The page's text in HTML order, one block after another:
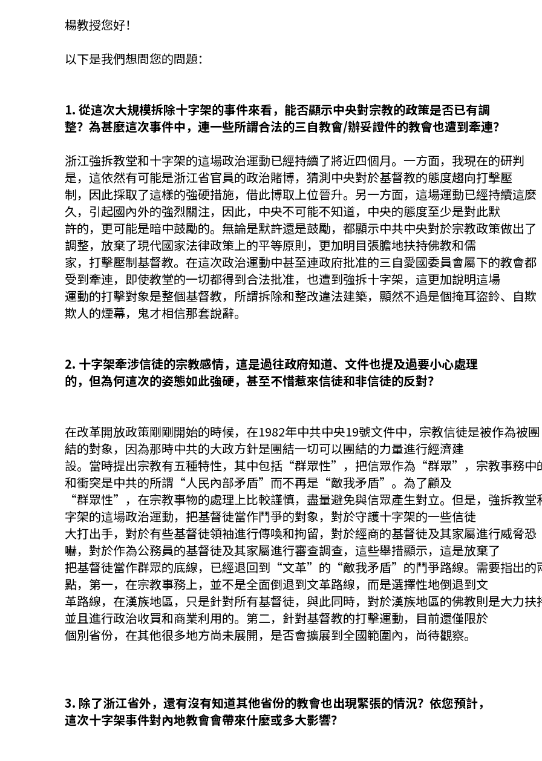
楊教授您好！
以下是我們想問您的問題：
1. 從這次大規模拆除十字架的事件來看，能否顯示中央對宗教的政策是否已有調
整？為甚麼這次事件中，連一些所謂合法的三自教會/辦妥證件的教會也遭到牽連？
浙江強拆教堂和十字架的這場政治運動已經持續了將近四個月。一方面，我現在的研判
是，這依然有可能是浙江省官員的政治賭博，猜測中央對於基督教的態度趨向打擊壓
制，因此採取了這樣的強硬措施，借此博取上位晉升。另一方面，這場運動已經持續這麼
久，引起國內外的強烈關注，因此，中央不可能不知道，中央的態度至少是對此默
許的，更可能是暗中鼓勵的。無論是默許還是鼓勵，都顯示中共中央對於宗教政策做出了
調整，放棄了現代國家法律政策上的平等原則，更加明目張膽地扶持佛教和儒
家，打擊壓制基督教。在這次政治運動中甚至連政府批准的三自愛國委員會屬下的教會都
受到牽連，即使教堂的一切都得到合法批准，也遭到強拆十字架，這更加說明這場
運動的打擊對象是整個基督教，所謂拆除和整改違法建築，顯然不過是個掩耳盜鈴、自欺
欺人的煙幕，鬼才相信那套說辭。
2. 十字架牽涉信徒的宗教感情，這是過往政府知道、文件也提及過要小心處理
的，但為何這次的姿態如此強硬，甚至不惜惹來信徒和非信徒的反對？
在改革開放政策剛剛開始的時候，在1982年中共中央19號文件中，宗教信徒是被作為被團
結的對象，因為那時中共的大政方針是團結一切可以團結的力量進行經濟建
設。當時提出宗教有五種特性，其中包括“群眾性”，把信眾作為“群眾”，宗教事務中
和衝突是中共的所謂“人民內部矛盾”而不再是“敵我矛盾”。為了顧及
“群眾性”，在宗教事物的處理上比較謹慎，盡量避免與信眾產生對立。但是，強拆教堂
字架的這場政治運動，把基督徒當作鬥爭的對象，對於守護十字架的一些信徒
大打出手，對於有些基督徒領袖進行傳喚和拘留，對於經商的基督徒及其家屬進行威脅恐
嚇，對於作為公務員的基督徒及其家屬進行審查調查，這些舉措顯示，這是放棄了
把基督徒當作群眾的底線，已經退回到“文革”的“敵我矛盾”的鬥爭路線。需要指出的
點，第一，在宗教事務上，並不是全面倒退到文革路線，而是選擇性地倒退到文
革路線，在漢族地區，只是針對所有基督徒，與此同時，對於漢族地區的佛教則是大力扶
並且進行政治收買和商業利用的。第二，針對基督教的打擊運動，目前還僅限於
個別省份，在其他很多地方尚未展開，是否會擴展到全國範圍內，尚待觀察。
3. 除了浙江省外，還有沒有知道其他省份的教會也出現緊張的情況？依您預計，
這次十字架事件對內地教會會帶來什麼或多大影響？